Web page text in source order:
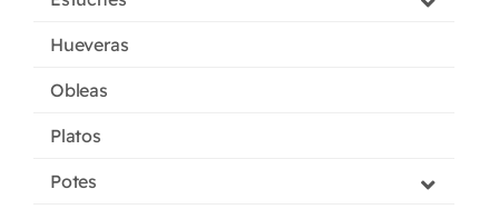
Hueveras
Obleas
Platos
Potes